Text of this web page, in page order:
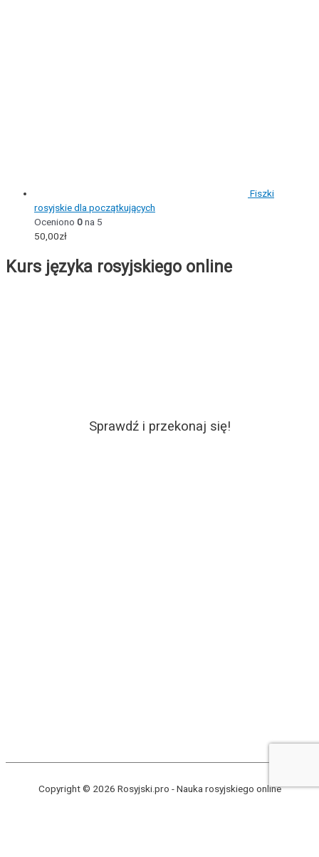
Fiszki
rosyjskie dla początkujących
Oceniono 0na 5
50,00zł
Kurs języka rosyjskiego online
Sprawdź i przekonaj się!
Copyright © 2026 Rosyjski.pro -Nauka rosyjskiego online